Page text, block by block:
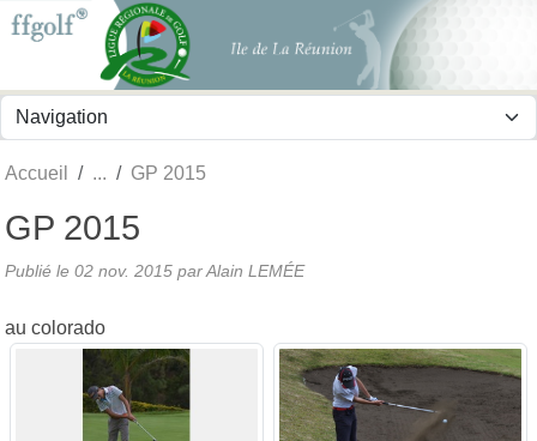
Accueil GP 2015
GP 2015
Publié le 02 nov. 2015 parAlain LEMÉE
au colorado
Panneau de gestion des cookies